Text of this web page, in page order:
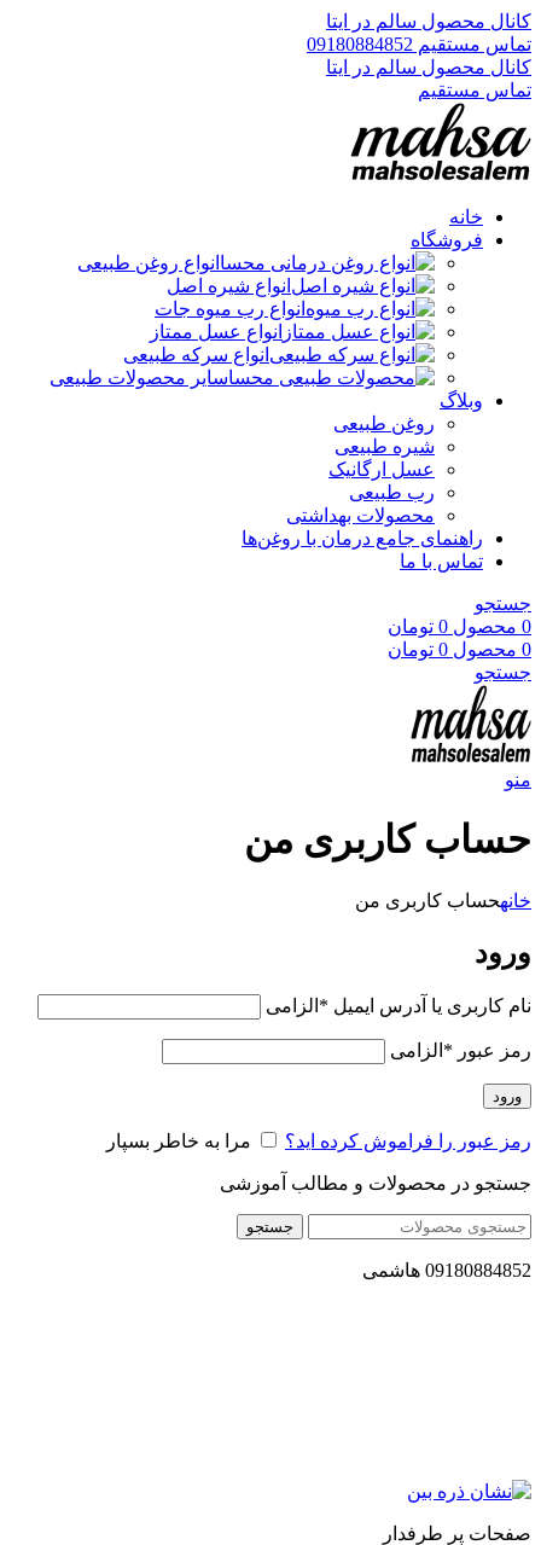
کانال محصول سالم در ایتا
تماس مستقیم 09180884852
کانال محصول سالم در ایتا
تماس مستقیم
خانه
فروشگاه
انواع روغن طبیعی
انواع شیره اصل
انواع رب میوه جات
انواع عسل ممتاز
انواع سرکه طبیعی
سایر محصولات طبیعی
وبلاگ
روغن طبیعی
شیره طبیعی
عسل ارگانیک
رب طبیعی
محصولات بهداشتی
راهنمای جامع درمان با روغن‌ها
تماس با ما
جستجو
0 محصول 0 تومان
0 محصول 0 تومان
جستجو
منو
حساب کاربری من
خانهحساب کاربری من
ورود
نام کاربری یا آدرس ایمیل * الزامی
رمز عبور * الزامی
ورود
رمز عبور را فراموش کرده اید؟ مرا به خاطر بسپار
جستجو در محصولات و مطالب آموزشی
جستجو
09180884852 هاشمی
صفحات پر طرفدار